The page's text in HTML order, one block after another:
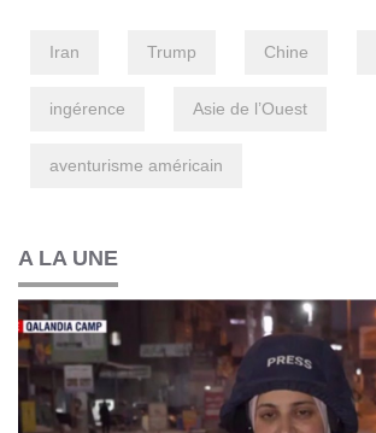
Iran Trump Chine
ingérence Asie de l’Ouest
aventurisme américain
A LA UNE